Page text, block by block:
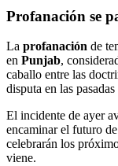
Profanación se
La profanación de
en Punjab,
caballo entre las
disputa en las
El incidente de ayer
encaminar el futuro
celebrarán los
viene.